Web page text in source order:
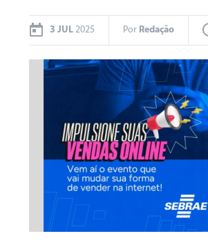
3 JUL 2025 Por Redação